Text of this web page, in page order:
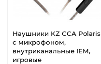
Наушники KZ CCA Polaris
с микрофоном,
внутриканальные IEM,
игровые